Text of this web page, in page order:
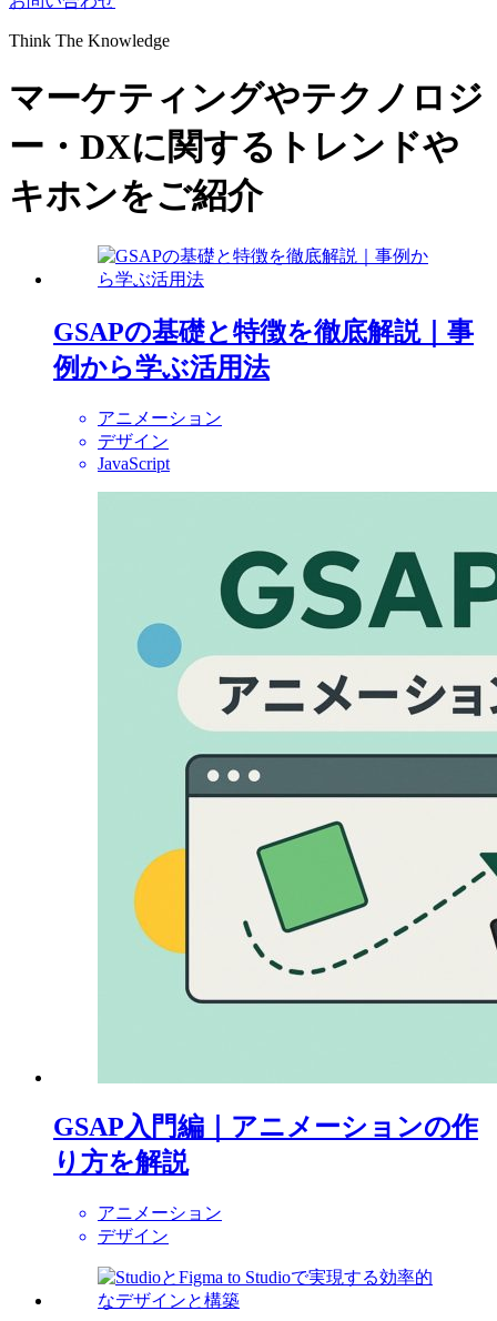
Think The Knowledge
マーケティングやテクノロジ
ー・DXに関するトレンドや
キホンをご紹介
GSAPの基礎と特徴を徹底解説｜事
例から学ぶ活用法
アニメーション
デザイン
JavaScript
GSAP入門編｜アニメーションの作
り方を解説
アニメーション
デザイン